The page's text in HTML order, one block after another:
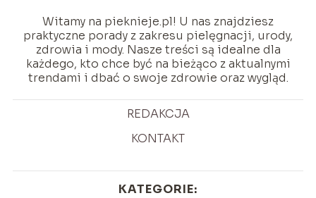
Witamy na pieknieje.pl! U nas znajdziesz
praktyczne porady z zakresu pielęgnacji, urody,
zdrowia i mody. Nasze treści są idealne dla
każdego, kto chce być na bieżąco z aktualnymi
trendami i dbać o swoje zdrowie oraz wygląd.
REDAKCJA
KONTAKT
KATEGORIE: